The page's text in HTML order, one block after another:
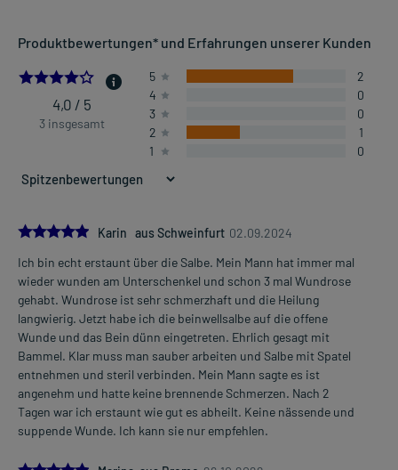
Produktbewertungen* und Erfahrungen unserer Kunden
4.0
4,0 / 5
3 insgesamt
5
2
4
0
3
0
2
1
1
0
5.0
Karin aus Schweinfurt 02.09.2024
Ich bin echt erstaunt über die Salbe. Mein Mann hat immer mal
wieder wunden am Unterschenkel und schon 3 mal Wundrose
gehabt. Wundrose ist sehr schmerzhaft und die Heilung
langwierig. Jetzt habe ich die beinwellsalbe auf die offene
Wunde und das Bein dünn eingetreten. Ehrlich gesagt mit
Bammel. Klar muss man sauber arbeiten und Salbe mit Spatel
entnehmen und steril verbinden. Mein Mann sagte es ist
angenehm und hatte keine brennende Schmerzen. Nach 2
Tagen war ich erstaunt wie gut es abheilt. Keine nässende und
suppende Wunde. Ich kann sie nur empfehlen.